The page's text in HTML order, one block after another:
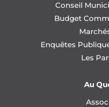
Conseil
Budget
Enquêtes
Les
Au